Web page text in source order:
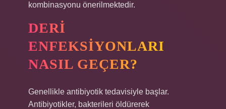
kombinasyonu önerilmektedir.
DERI
ENFEKSIYONLARI
NASIL GEÇER?
Genellikle antibiyotik tedavisiyle başlar.
Antibiyotikler, bakterileri öldürerek